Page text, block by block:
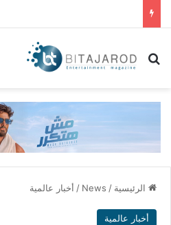
بحث عن
الرئيسية /
News
/ أخبار عالمية
أخبار عالمية